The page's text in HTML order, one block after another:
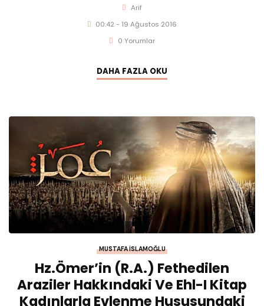
Arif
00:42 - 19 Ağustos 2016
0 Yorumlar
DAHA FAZLA OKU
MUSTAFA İSLAMOĞLU
Hz.Ömer’in (r.a.) Fethedilen
Araziler Hakkındaki Ve Ehl-I Kitap
Kadınlarla Evlenme Hususundaki